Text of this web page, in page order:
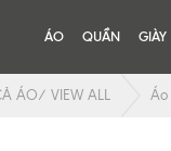
ÁO QUẦN GIÀY
ÁO/ VIEW ALL Áo